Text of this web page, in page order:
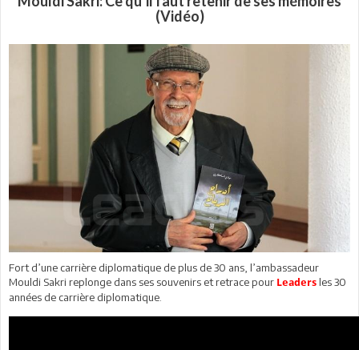
(Vidéo)
Fort d’une carrière diplomatique de plus de 30 ans, l’ambassadeur
Mouldi Sakri replonge dans ses souvenirs et retrace pour Leaders les 30
années de carrière diplomatique.